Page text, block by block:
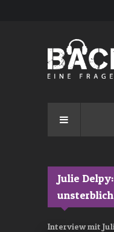
Julie
Interview mit